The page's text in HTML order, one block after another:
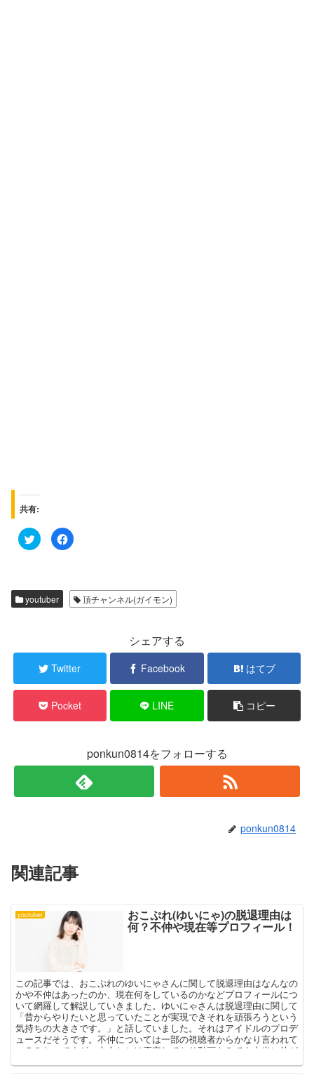
共有:
ク
リ
T
w
i
共
有
し
ウ
ィ
ン
き
F
a
o
k
で
は
ク
リ
ク
て
く
だ
し
ウ
ィ
ン
)
youtuber 頂チャンネル(ガイモン)
シェアする
Twitter Facebook はてブ
Pocket LINE コピー
ponkun0814をフォローする
ponkun0814
関連記事
youtuber おこぷれ(ゆいにゃ)の脱退理由は
何？不仲や現在等プロフィール！
この記事では、おこぷれのゆいにゃさんに関して脱退理由はなんなの
かや不仲はあったのか、現在何をしているのかなどプロフィールにつ
いて網羅して解説していきました。ゆいにゃさんは脱退理由に関して
「昔からやりたいと思っていたことが実現できそれを頑張ろうという
気持ちの大きさです。」と話していました。それはアイドルのプロデ
ュースだそうです。不仲については一部の視聴者からかなり言われて
いるみたいですが、本人たちは否定しており動画をみても本当に仲が